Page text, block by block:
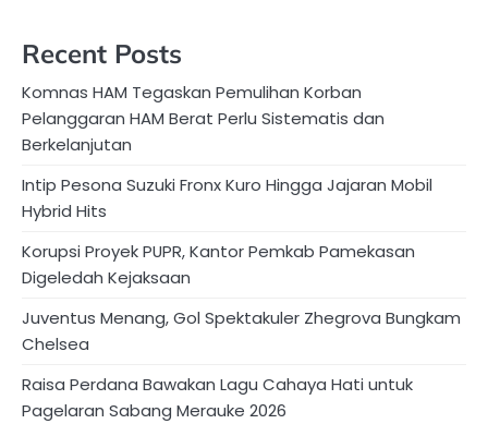
Recent Posts
Komnas HAM Tegaskan Pemulihan Korban
Pelanggaran HAM Berat Perlu Sistematis dan
Berkelanjutan
Intip Pesona Suzuki Fronx Kuro Hingga Jajaran Mobil
Hybrid Hits
Korupsi Proyek PUPR, Kantor Pemkab Pamekasan
Digeledah Kejaksaan
Juventus Menang, Gol Spektakuler Zhegrova Bungkam
Chelsea
Raisa Perdana Bawakan Lagu Cahaya Hati untuk
Pagelaran Sabang Merauke 2026